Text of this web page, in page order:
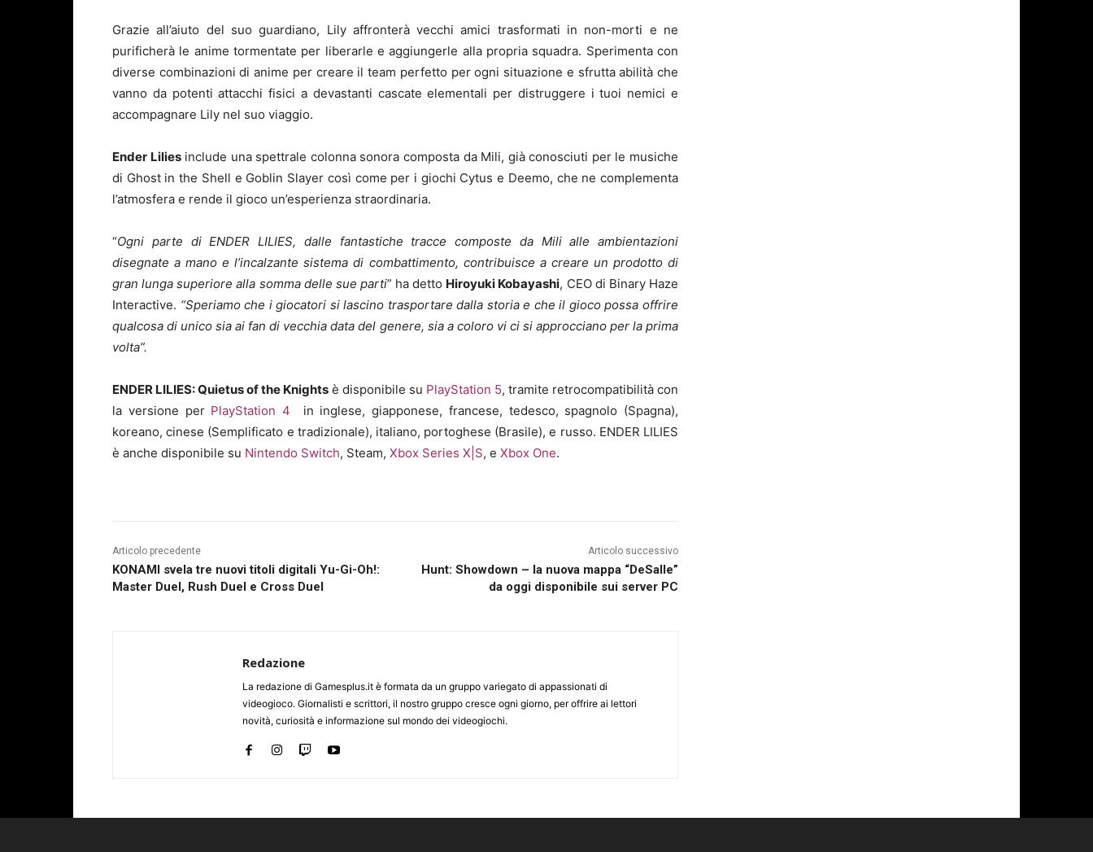
Grazie all’aiuto del suo guardiano, Lily affronterà vecchi amici trasformati in non-morti e ne
purificherà le anime tormentate per liberarle e aggiungerle alla propria squadra. Sperimenta con
diverse combinazioni di anime per creare il team perfetto per ogni situazione e sfrutta abilità che
vanno da potenti attacchi fisici a devastanti cascate elementali per distruggere i tuoi nemici e
accompagnare Lily nel suo viaggio.
Ender Liliesinclude una spettrale colonna sonora composta da Mili, già conosciuti per le musiche
di Ghost in the Shell e Goblin Slayer così come per i giochi Cytus e Deemo, che ne complementa
l’atmosfera e rende il gioco un’esperienza straordinaria.
“Ogni parte di ENDER LILIES, dalle fantastiche tracce composte da Mili alle ambientazioni
disegnate a mano e l’incalzante sistema di combattimento, contribuisce a creare un prodotto di
gran lunga superiore alla somma delle sue parti” ha detto Hiroyuki Kobayashi, CEO di Binary Haze
Interactive. “Speriamo che i giocatori si lascino trasportare dalla storia e che il gioco possa offrire
qualcosa di unico sia ai fan di vecchia data del genere, sia a coloro vi ci si approcciano per la prima
volta”.
ENDER LILIES: Quietus of the Knights è disponibile su PlayStation 5, tramite retrocompatibilità con
la versione per PlayStation 4 in inglese, giapponese, francese, tedesco, spagnolo (Spagna),
koreano, cinese (Semplificato e tradizionale), italiano, portoghese (Brasile), e russo. ENDER LILIES
è anche disponibile su Nintendo Switch, Steam, Xbox Series X|S, e Xbox One.
Articolo precedente
KONAMI svela tre nuovi titoli digitali Yu-Gi-Oh!:
Master Duel, Rush Duel e Cross Duel
Articolo successivo
Hunt: Showdown – la nuova mappa “DeSalle”
da oggi disponibile sui server PC
Redazione
La redazione di Gamesplus.it è formata da un gruppo variegato di appassionati di
videogioco. Giornalisti e scrittori, il nostro gruppo cresce ogni giorno, per offrire ai lettori
novità, curiosità e informazione sul mondo dei videogiochi.